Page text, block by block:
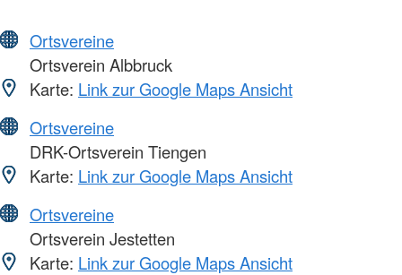
Ortsvereine
Ortsverein Albbruck
Karte: Link zur Google Maps Ansicht
Ortsvereine
DRK-Ortsverein Tiengen
Karte: Link zur Google Maps Ansicht
Ortsvereine
Ortsverein Jestetten
Karte: Link zur Google Maps Ansicht